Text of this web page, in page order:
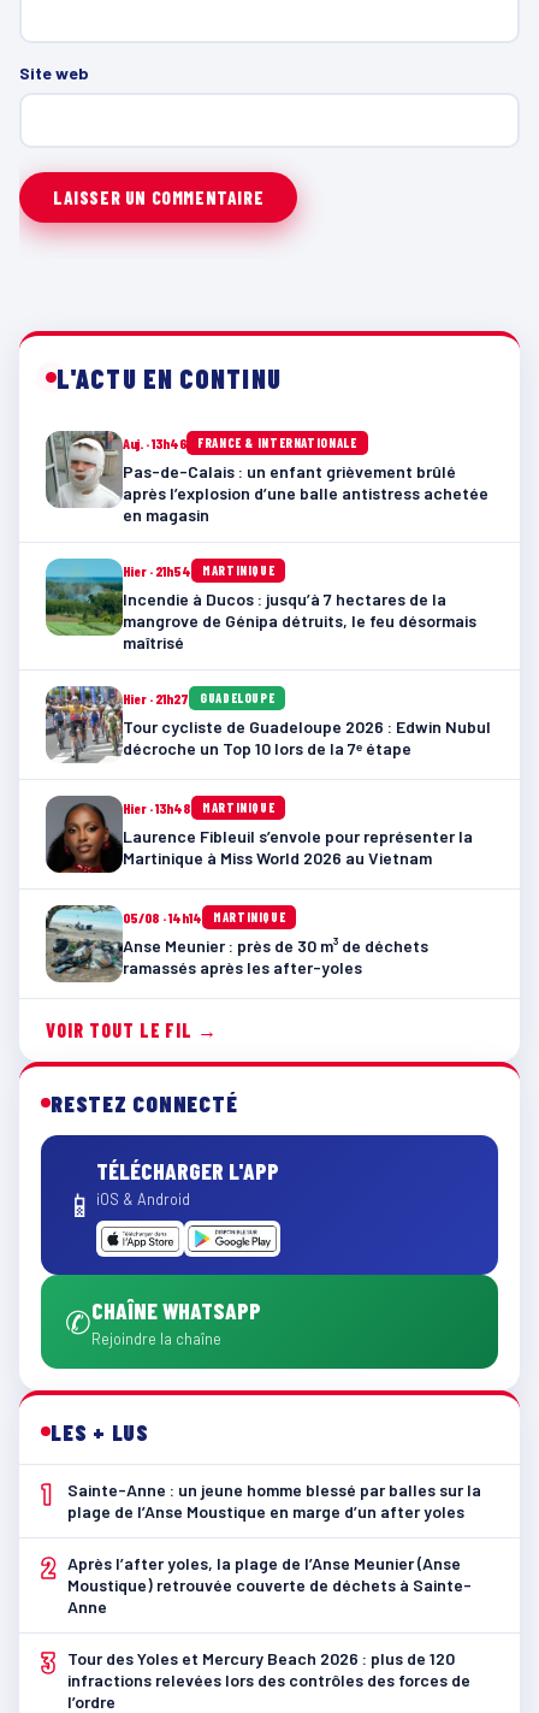
Site web
L'ACTU EN CONTINU
Auj. · 13h46 FRANCE & INTERNATIONALE
Pas-de-Calais : un enfant grièvement brûlé
après l’explosion d’une balle antistress achetée
en magasin
Hier · 21h54 MARTINIQUE
Incendie à Ducos : jusqu’à 7 hectares de la
mangrove de Génipa détruits, le feu désormais
maîtrisé
Hier · 21h27 GUADELOUPE
Tour cycliste de Guadeloupe 2026 : Edwin Nubul
décroche un Top 10 lors de la 7ᵉ étape
Hier · 13h48 MARTINIQUE
Laurence Fibleuil s’envole pour représenter la
Martinique à Miss World 2026 au Vietnam
05/08 · 14h14 MARTINIQUE
Anse Meunier : près de 30 m³ de déchets
ramassés après les after-yoles
VOIR TOUT LE FIL →
RESTEZ CONNECTÉ
📱
TÉLÉCHARGER L'APP
iOS & Android
✆CHAÎNE WHATSAPP
Rejoindre la chaîne
LES + LUS
1
Sainte-Anne : un jeune homme blessé par balles sur la
plage de l’Anse Moustique en marge d’un after yoles
2 Après l’after yoles, la plage de l’Anse Meunier (Anse
Moustique) retrouvée couverte de déchets à Sainte-
Anne
3
Tour des Yoles et Mercury Beach 2026 : plus de 120
infractions relevées lors des contrôles des forces de
l’ordre